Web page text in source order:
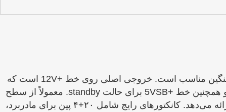
پاور کامپیوتر گرین مدل GP580B یک منبع تغذیه با توان حدود ۵۸۰ وات است که برای سیستم‌های نسبتاً قدرتمند یا گیمینگ سنگین مناسب است. خروجی اصلی روی خط +12V است که
برای تغذیه CPU و کارت گرافیک کاربرد دارد، به‌همراه خطوط +۳.3V و +5V برای اجزای منبع تغذیه مادربرد و ذخیره‌سازی و همچنین خط +5VSB برای حالت standby. معمولاً از سطح
بازدهی معتبری مانند ۸۰ Plus Bronze یا بالاتر پشتیبانی می‌کند و حفاظت‌هایی از قبیل OVP، UVP، SCP، OPP و OTP را ارائه می‌دهد. کانکتورهای رایج شامل ۲۰+۴ پین برای مادربرد،